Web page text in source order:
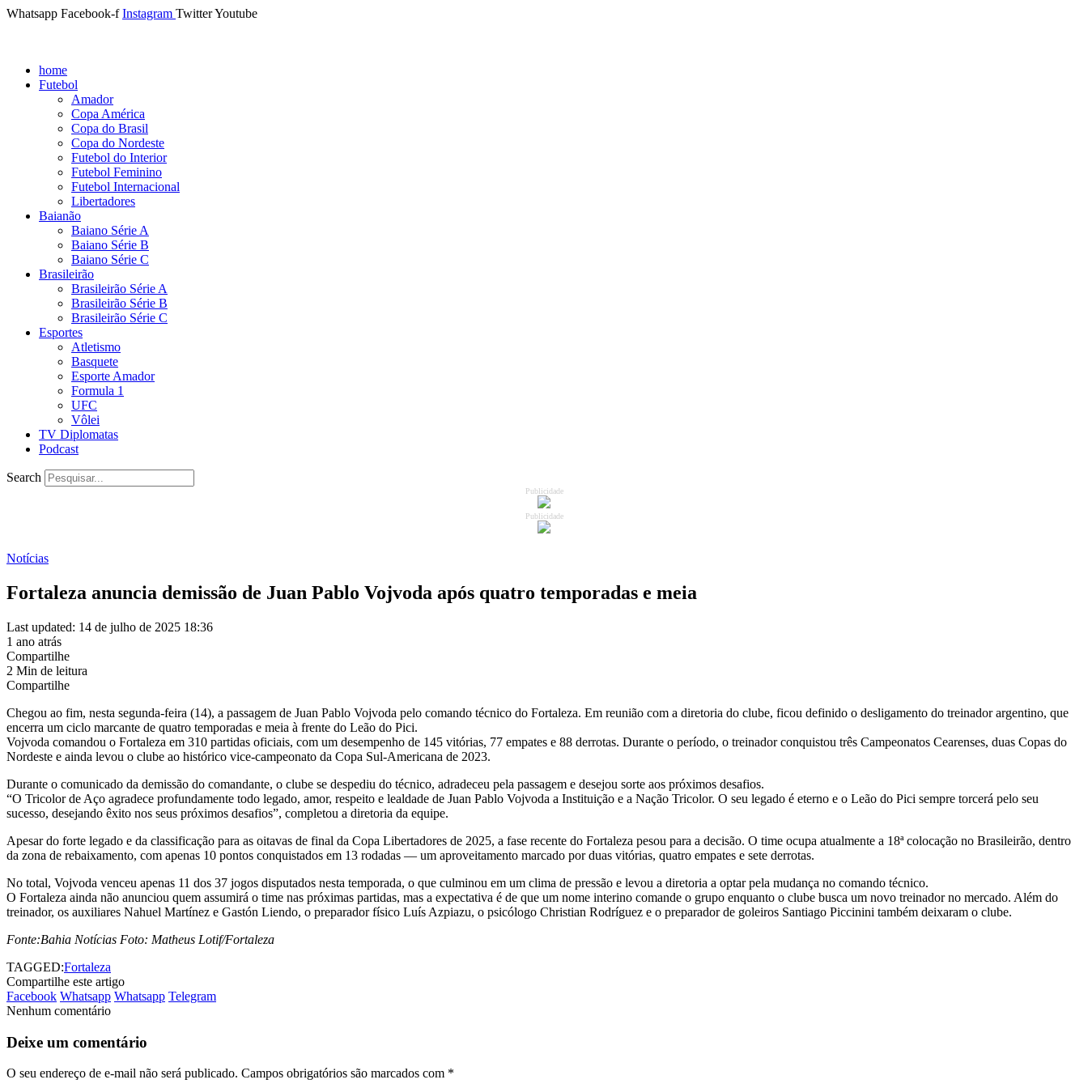
Whatsapp Facebook-f Instagram TwitterYoutube
home
Futebol
Amador
Copa América
Copa do Brasil
Copa do Nordeste
Futebol do Interior
Futebol Feminino
Futebol Internacional
Libertadores
Baianão
Baiano Série A
Baiano Série B
Baiano Série C
Brasileirão
Brasileirão Série A
Brasileirão Série B
Brasileirão Série C
Esportes
Atletismo
Basquete
Esporte Amador
Formula 1
UFC
Vôlei
TV Diplomatas
Podcast
Search
Publicidade
Publicidade
Notícias
Fortaleza anuncia demissão de Juan Pablo Vojvoda após quatro temporadas e meia
Last updated: 14 de julho de 2025 18:36
1 ano atrás
Compartilhe
2 Min de leitura
Compartilhe
Chegou ao fim, nesta segunda-feira (14), a passagem de Juan Pablo Vojvoda pelo comando técnico do Fortaleza. Em reunião com a diretoria do clube, ficou definido o desligamento do treinador argentino, que
encerra um ciclo marcante de quatro temporadas e meia à frente do Leão do Pici.
Vojvoda comandou o Fortaleza em 310 partidas oficiais, com um desempenho de 145 vitórias, 77 empates e 88 derrotas. Durante o período, o treinador conquistou três Campeonatos Cearenses, duas Copas do
Nordeste e ainda levou o clube ao histórico vice-campeonato da Copa Sul-Americana de 2023.
Durante o comunicado da demissão do comandante, o clube se despediu do técnico, adradeceu pela passagem e desejou sorte aos próximos desafios.
“O Tricolor de Aço agradece profundamente todo legado, amor, respeito e lealdade de Juan Pablo Vojvoda a Instituição e a Nação Tricolor. O seu legado é eterno e o Leão do Pici sempre torcerá pelo seu
sucesso, desejando êxito nos seus próximos desafios”, completou a diretoria da equipe.
Apesar do forte legado e da classificação para as oitavas de final da Copa Libertadores de 2025, a fase recente do Fortaleza pesou para a decisão. O time ocupa atualmente a 18ª colocação no Brasileirão, dentro
da zona de rebaixamento, com apenas 10 pontos conquistados em 13 rodadas — um aproveitamento marcado por duas vitórias, quatro empates e sete derrotas.
No total, Vojvoda venceu apenas 11 dos 37 jogos disputados nesta temporada, o que culminou em um clima de pressão e levou a diretoria a optar pela mudança no comando técnico.
O Fortaleza ainda não anunciou quem assumirá o time nas próximas partidas, mas a expectativa é de que um nome interino comande o grupo enquanto o clube busca um novo treinador no mercado. Além do
treinador, os auxiliares Nahuel Martínez e Gastón Liendo, o preparador físico Luís Azpiazu, o psicólogo Christian Rodríguez e o preparador de goleiros Santiago Piccinini também deixaram o clube.
Fonte:Bahia Notícias Foto: Matheus Lotif/Fortaleza
TAGGED:Fortaleza
Compartilhe este artigo
Facebook Whatsapp Whatsapp Telegram
Nenhum comentário
Deixe um comentário
O seu endereço de e-mail não será publicado. Campos obrigatórios são marcados com *